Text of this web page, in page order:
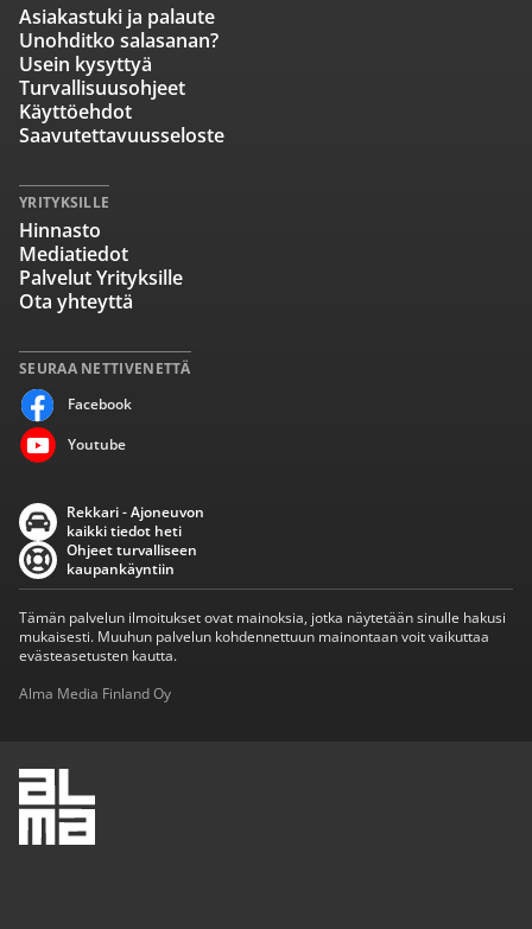
SEURAA NETTIVENETTÄ
Facebook
Youtube
Asiakastuki ja palaute
Unohditko salasanan?
Usein kysyttyä
Turvallisuusohjeet
Käyttöehdot
Saavutettavuusseloste
YRITYKSILLE
Hinnasto
Mediatiedot
Palvelut Yrityksille
Ota yhteyttä
Rekkari - Ajoneuvon
kaikki tiedot heti
Ohjeet turvalliseen
kaupankäyntiin
Tämän palvelun ilmoitukset ovat mainoksia, jotka näytetään sinulle hakusi
mukaisesti. Muuhun palvelun kohdennettuun mainontaan voit vaikuttaa
evästeasetusten kautta.
Alma Media Finland Oy